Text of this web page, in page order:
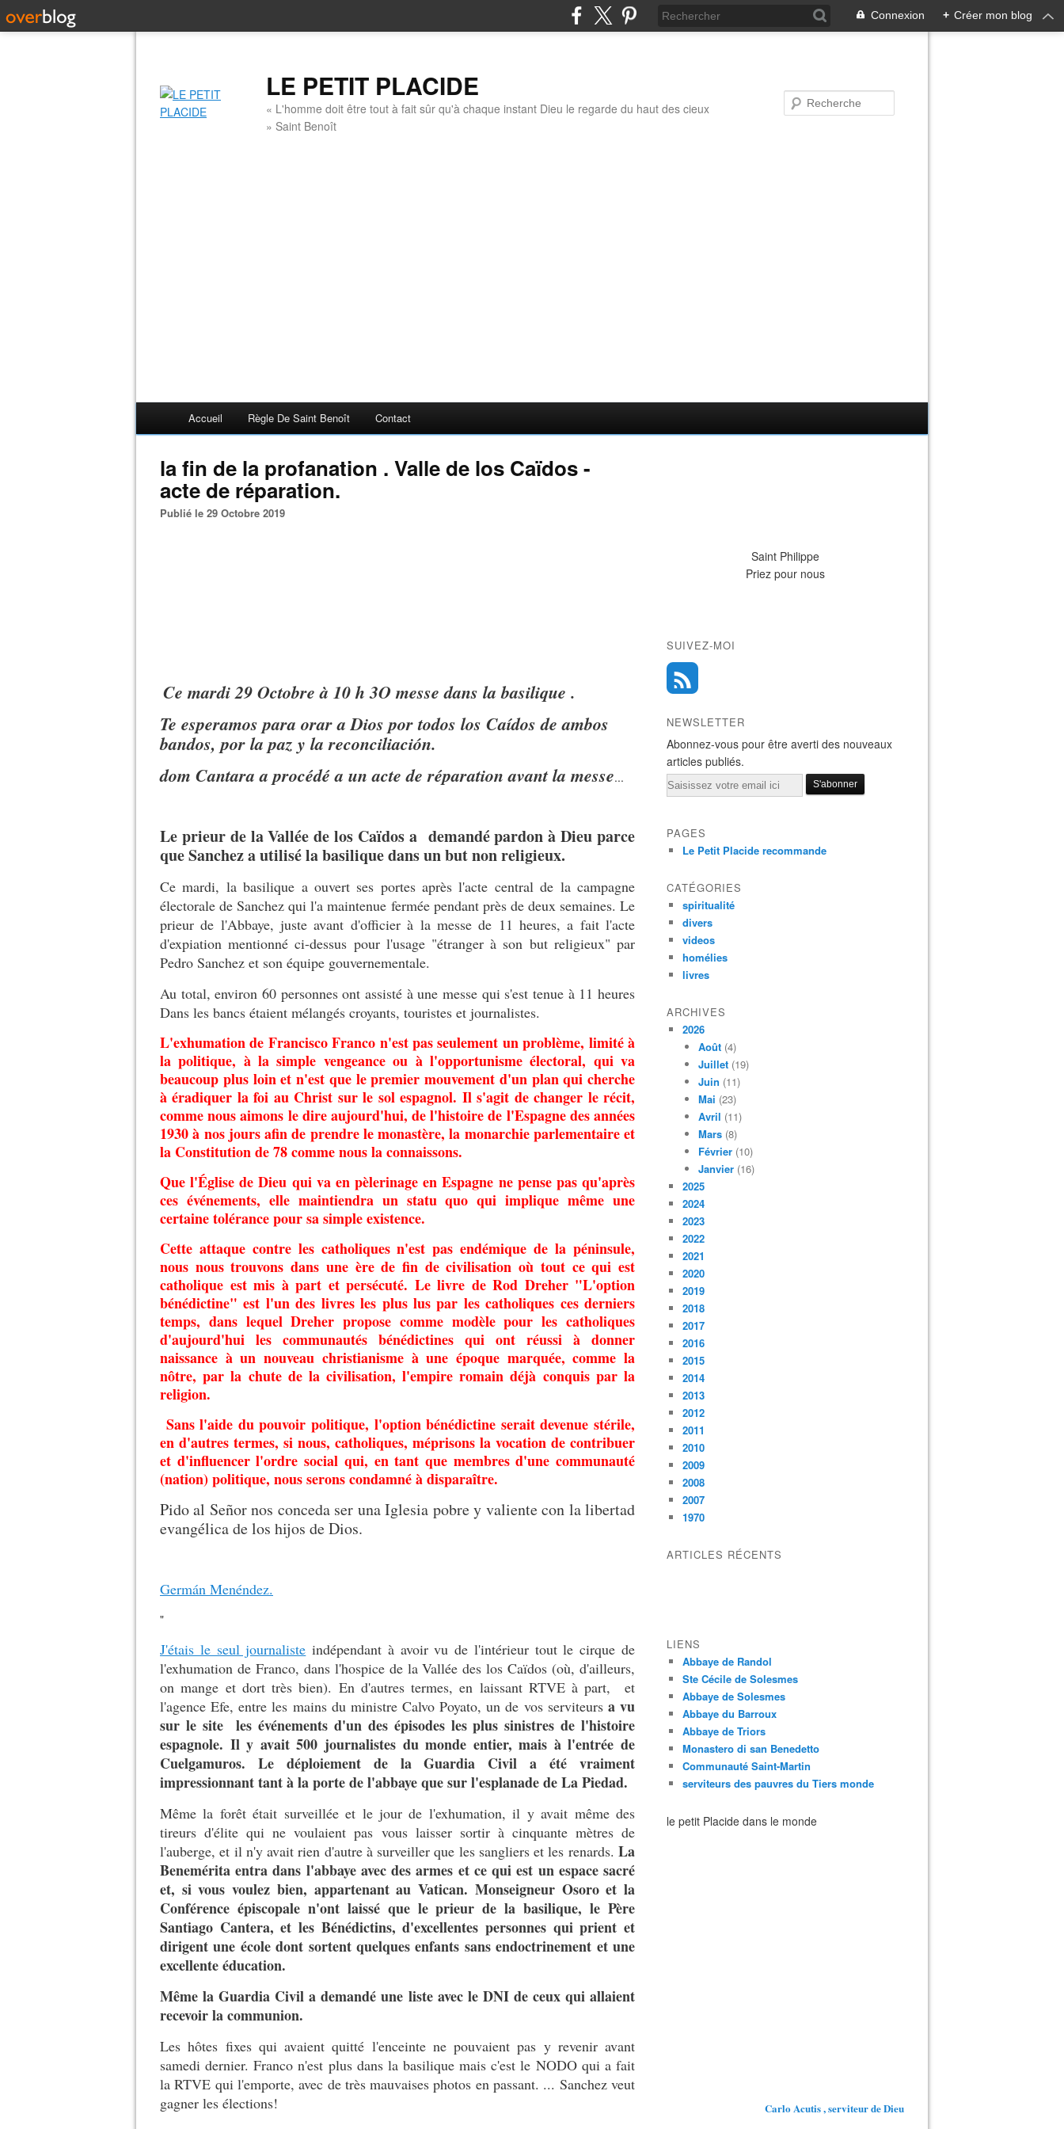
Connexion + Créer mon blog
LE PETIT PLACIDE
« L'homme doit être tout à fait sûr qu'à chaque instant Dieu le regarde du haut des cieux
» Saint Benoît
Accueil Règle De Saint Benoît Contact
la fin de la profanation . Valle de los Caïdos -
acte de réparation.
Publié le 29 Octobre 2019
Ce mardi 29 Octobre à 10 h 3O messe dans la basilique .
Te esperamos para orar a Dios por todos los Caídos de ambos
bandos, por la paz y la reconciliación.
dom Cantara a procédé a un acte de réparation avant la messe...
Le prieur de la Vallée de los Caïdos a demandé pardon à Dieu parce
que Sanchez a utilisé la basilique dans un but non religieux.
Ce mardi, la basilique a ouvert ses portes après l'acte central de la campagne
électorale de Sanchez qui l'a maintenue fermée pendant près de deux semaines. Le
prieur de l'Abbaye, juste avant d'officier à la messe de 11 heures, a fait l'acte
d'expiation mentionné ci-dessus pour l'usage "étranger à son but religieux" par
Pedro Sanchez et son équipe gouvernementale.
Au total, environ 60 personnes ont assisté à une messe qui s'est tenue à 11 heures
Dans les bancs étaient mélangés croyants, touristes et journalistes.
L'exhumation de Francisco Franco n'est pas seulement un problème, limité à
la politique, à la simple vengeance ou à l'opportunisme électoral, qui va
beaucoup plus loin et n'est que le premier mouvement d'un plan qui cherche
à éradiquer la foi au Christ sur le sol espagnol. Il s'agit de changer le récit,
comme nous aimons le dire aujourd'hui, de l'histoire de l'Espagne des années
1930 à nos jours afin de prendre le monastère, la monarchie parlementaire et
la Constitution de 78 comme nous la connaissons.
Que l'Église de Dieu qui va en pèlerinage en Espagne ne pense pas qu'après
ces événements, elle maintiendra un statu quo qui implique même une
certaine tolérance pour sa simple existence.
Cette attaque contre les catholiques n'est pas endémique de la péninsule,
nous nous trouvons dans une ère de fin de civilisation où tout ce qui est
catholique est mis à part et persécuté. Le livre de Rod Dreher "L'option
bénédictine" est l'un des livres les plus lus par les catholiques ces derniers
temps, dans lequel Dreher propose comme modèle pour les catholiques
d'aujourd'hui les communautés bénédictines qui ont réussi à donner
naissance à un nouveau christianisme à une époque marquée, comme la
nôtre, par la chute de la civilisation, l'empire romain déjà conquis par la
religion.
Sans l'aide du pouvoir politique, l'option bénédictine serait devenue stérile,
en d'autres termes, si nous, catholiques, méprisons la vocation de contribuer
et d'influencer l'ordre social qui, en tant que membres d'une communauté
(nation) politique, nous serons condamné à disparaître.
Pido al Señor nos conceda ser una Iglesia pobre y valiente con la libertad
evangélica de los hijos de Dios.
Germán Menéndez.
"
J'étais le seul journaliste indépendant à avoir vu de l'intérieur tout le cirque de
l'exhumation de Franco, dans l'hospice de la Vallée des los Caïdos (où, d'ailleurs,
on mange et dort très bien). En d'autres termes, en laissant RTVE à part, et
l'agence Efe, entre les mains du ministre Calvo Poyato, un de vos serviteurs a vu
sur le site les événements d'un des épisodes les plus sinistres de l'histoire
espagnole. Il y avait 500 journalistes du monde entier, mais à l'entrée de
Cuelgamuros. Le déploiement de la Guardia Civil a été vraiment
impressionnant tant à la porte de l'abbaye que sur l'esplanade de La Piedad.
Même la forêt était surveillée et le jour de l'exhumation, il y avait même des
tireurs d'élite qui ne voulaient pas vous laisser sortir à cinquante mètres de
l'auberge, et il n'y avait rien d'autre à surveiller que les sangliers et les renards. La
Benemérita entra dans l'abbaye avec des armes et ce qui est un espace sacré
et, si vous voulez bien, appartenant au Vatican. Monseigneur Osoro et la
Conférence épiscopale n'ont laissé que le prieur de la basilique, le Père
Santiago Cantera, et les Bénédictins, d'excellentes personnes qui prient et
dirigent une école dont sortent quelques enfants sans endoctrinement et une
excellente éducation.
Même la Guardia Civil a demandé une liste avec le DNI de ceux qui allaient
recevoir la communion.
Les hôtes fixes qui avaient quitté l'enceinte ne pouvaient pas y revenir avant
samedi dernier. Franco n'est plus dans la basilique mais c'est le NODO qui a fait
la RTVE qui l'emporte, avec de très mauvaises photos en passant. ... Sanchez veut
gagner les élections!
Saint Philippe
Priez pour nous
SUIVEZ-MOI
NEWSLETTER
Abonnez-vous pour être averti des nouveaux
articles publiés.
Email
PAGES
Le Petit Placide recommande
CATÉGORIES
spiritualité
divers
videos
homélies
livres
ARCHIVES
2026
Août (4)
Juillet (19)
Juin (11)
Mai (23)
Avril (11)
Mars (8)
Février (10)
Janvier (16)
2025
2024
2023
2022
2021
2020
2019
2018
2017
2016
2015
2014
2013
2012
2011
2010
2009
2008
2007
1970
ARTICLES RÉCENTS
LIENS
Abbaye de Randol
Ste Cécile de Solesmes
Abbaye de Solesmes
Abbaye du Barroux
Abbaye de Triors
Monastero di san Benedetto
Communauté Saint-Martin
serviteurs des pauvres du Tiers monde
le petit Placide dans le monde
Carlo Acutis , serviteur de Dieu